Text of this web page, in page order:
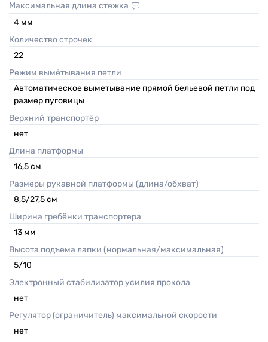
Максимальная длина стежка
4 мм
Количество строчек
22
Режим вымётывания петли
Автоматическое выметывание прямой бельевой петли под
размер пуговицы
Верхний транспортёр
нет
Длина платформы
16,5см
Размеры рукавной платформы (длина/обхват)
8,5/27,5см
Ширина гребёнки транспортера
13 мм
Высота подъема лапки (нормальная/максимальная)
5/10
Электронный стабилизатор усилия прокола
нет
Регулятор (ограничитель) максимальной скорости
нет